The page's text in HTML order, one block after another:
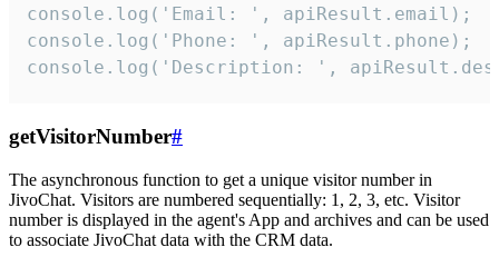
console.log('Email: ', apiResult.email);
console.log('Phone: ', apiResult.phone);
console.log('Description: ',
getVisitorNumber#
The asynchronous function to get a unique visitor number in
JivoChat. Visitors are numbered sequentially: 1, 2, 3, etc. Visitor
number is displayed in the agent's App and archives and can be used
to associate JivoChat data with the CRM data.